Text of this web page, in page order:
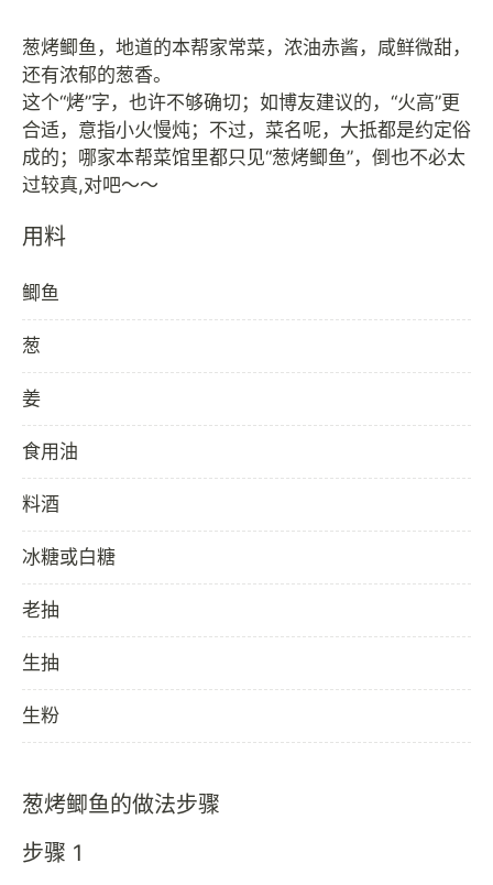
葱烤鲫鱼，地道的本帮家常菜，浓油赤酱，咸鲜微甜，
还有浓郁的葱香。
这个“烤”字，也许不够确切；如博友建议的，“火高”更
合适，意指小火慢炖；不过，菜名呢，大抵都是约定俗
成的；哪家本帮菜馆里都只见“葱烤鲫鱼”，倒也不必太
用料
鲫鱼
葱
姜
食用油
料酒
冰糖或白糖
老抽
生抽
生粉
葱烤鲫鱼的做法步骤
步骤 1